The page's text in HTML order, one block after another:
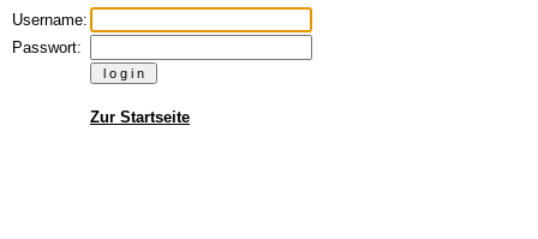
Username:
Passwort:
Zur Startseite